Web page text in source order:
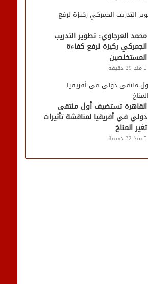
محمد العرجاوي: تطوير التدريب
الجمركي ركيزة لرفع كفاءة
المستخلصين
منذ 29 دقيقة
القاهرة تستضيف أول ملتقى
دولي في أفريقيا لمناقشة تأثيرات
تغير المناخ
منذ 32 دقيقة